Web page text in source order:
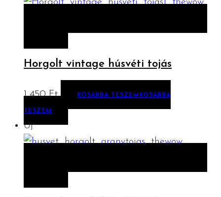
Horgolt vintage húsvéti tojás
1 450Ft KOSÁRBA TESZEM KOSÁRBA
TESZEM
Új